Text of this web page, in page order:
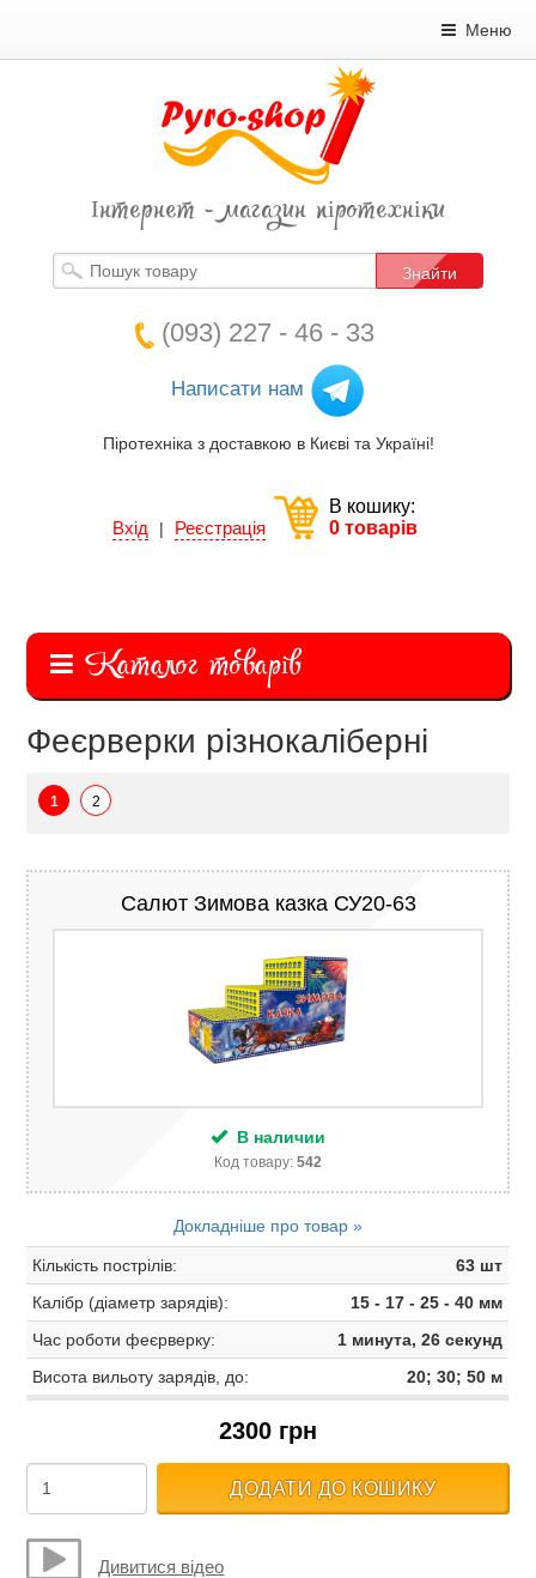
Меню
Інтернет - магазин піротехніки
Знайти
(093) 227 - 46 - 33
Написати нам
Піротехніка з доставкою в Києві та Україні!
Вхід | Реєстрація
В кошику:
0 товарів
Каталог товарів
Феєрверки різнокаліберні
1 2
Салют Зимова казка СУ20-63
В наличии
Код товару: 542
Докладніше про товар »
Кількість пострілів:
63 шт
Калібр (діаметр зарядів):
15 - 17 - 25 - 40 мм
Час роботи феєрверку:
1 минута, 26 секунд
Висота вильоту зарядів, до:
20; 30; 50 м
2300 грн
ДОДАТИ ДО КОШИКУ
Дивитися відео